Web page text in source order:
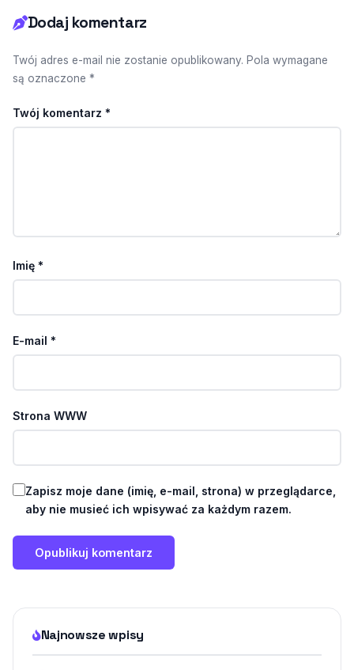
Dodaj komentarz
Twój adres e-mail nie zostanie opublikowany. Pola wymagane
są oznaczone *
Twój komentarz *
Imię *
E-mail *
Strona WWW
Zapisz moje dane (imię, e-mail, strona) w przeglądarce,
aby nie musieć ich wpisywać za każdym razem.
Najnowsze wpisy